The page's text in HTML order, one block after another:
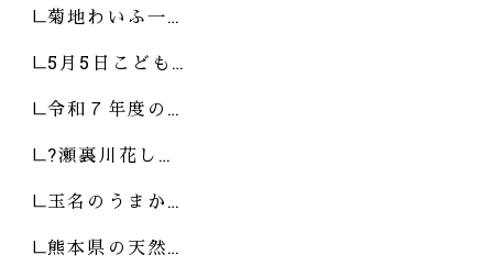
菊地わいふ一…
5月5日こども…
令和７年度の…
?瀬裏川花し…
玉名のうまか…
熊本県の天然…